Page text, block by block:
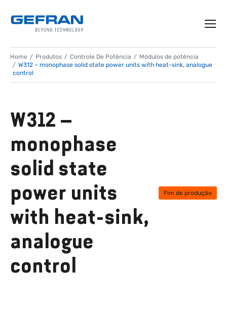
Home Produtos Controle De Potência
Módulos de potência
W312 – monophase solid state power units with heat-sink, analogue
control
W312 –
monophase
solid state
power units
with heat-sink,
analogue
control
Fim de produção